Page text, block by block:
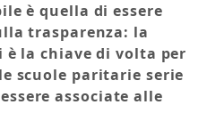
è quella di essere
trasparenza: la
la chiave di volta per
scuole paritarie serie
associate alle